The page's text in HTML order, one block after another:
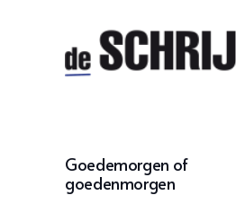
Goedemorgen of
goedenmorgen